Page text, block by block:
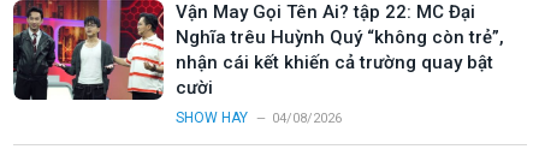
Vận May Gọi Tên Ai? tập 22: MC Đại
Nghĩa trêu Huỳnh Quý “không còn trẻ”,
nhận cái kết khiến cả trường quay bật
cười
SHOW HAY 04/08/2026